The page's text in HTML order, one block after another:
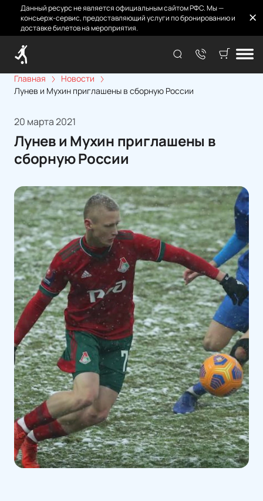
Данный ресурс не является официальным сайтом РФС. Мы —
консьерж-сервис, предоставляющий услуги по бронированию и
доставке билетов на мероприятия.
Главная
Новости
Лунев и Мухин приглашены в сборную России
20 марта 2021
Лунев и Мухин приглашены в
сборную России